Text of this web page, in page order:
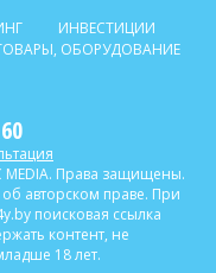
ИНВЕСТИЦИИ
ОБОРУДОВАНИЕ
MEDIA. Права защищены.
авторском праве. При
поисковая ссылка
контент, не
18 лет.